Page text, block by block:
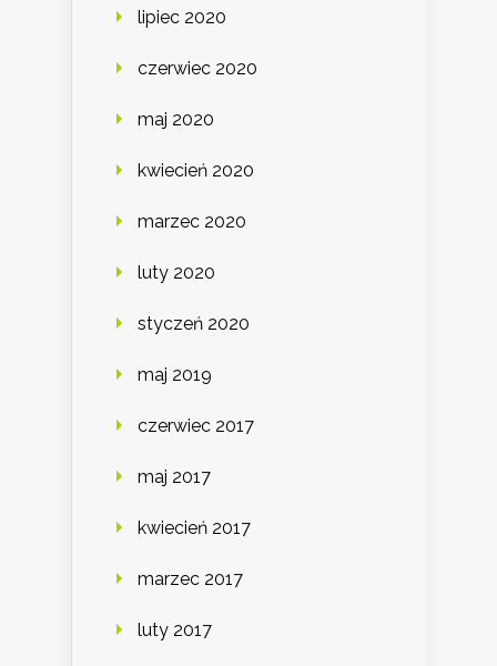
lipiec 2020
czerwiec 2020
maj 2020
kwiecień 2020
marzec 2020
luty 2020
styczeń 2020
maj 2019
czerwiec 2017
maj 2017
kwiecień 2017
marzec 2017
luty 2017